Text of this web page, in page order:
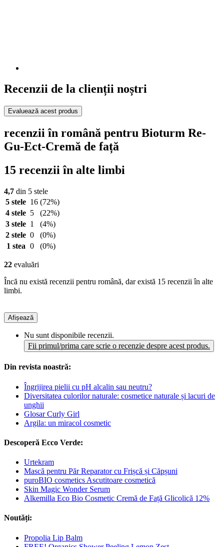
Recenzii de la clienții noștri
Evaluează acest produs
recenzii în română pentru Bioturm Re-
Gu-Ect-Cremă de față
15 recenzii în alte limbi
4,7 din 5 stele
5 stele 16 (72%)
4 stele 5
(22%)
3 stele 1
(4%)
2 stele 0
(0%)
1 stea 0 (0%)
22 evaluări
Încă nu există recenzii pentru română, dar există 15 recenzii în alte
limbi.
Afișează
Nu sunt disponibile recenzii.
Fii primul/prima care scrie o recenzie despre acest produs.
Din revista noastră:
Îngrijirea pielii cu pH alcalin sau neutru?
Diversitatea culorilor naturale: cosmetice naturale și lacuri de
unghii
Glosar Curly Girl
Argila: un miracol cosmetic
Descoperă Ecco Verde:
Urtekram
Mască pentru Păr Reparator cu Frișcă și Căpșuni
puroBIO cosmetics Ascutitoare cosmetică
Skin Magic Wonder Serum
Alkemilla Eco Bio Cosmetic Cremă de Față Glicolică 12%
Noutăți:
Propolia Lip Balm